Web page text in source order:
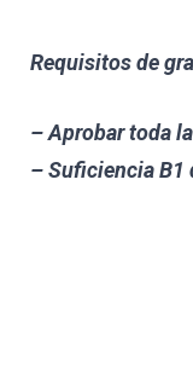
Requisitos de
– Aprobar toda
– Suficiencia B1